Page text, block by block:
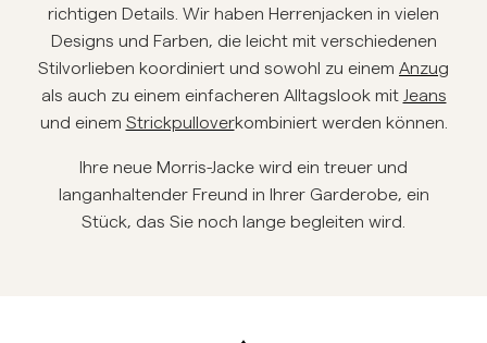
Shorts
Strick
Unterwäsche
richtigen Details. Wir haben Herrenjacken in vielen
Designs und Farben, die leicht mit verschiedenen
Stilvorlieben koordiniert und sowohl zu einem Anzug
als auch zu einem einfacheren Alltagslook mit Jeans
und einem Strickpulloverkombiniert werden können.
Ihre neue Morris-Jacke wird ein treuer und
langanhaltender Freund in Ihrer Garderobe, ein
Stück, das Sie noch lange begleiten wird.